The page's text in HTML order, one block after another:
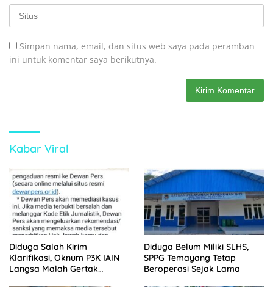
Simpan nama, email, dan situs web saya pada peramban
ini untuk komentar saya berikutnya.
Kabar Viral
Diduga Salah Kirim
Klarifikasi, Oknum P3K IAIN
Langsa Malah Gertak
Diduga Belum Miliki SLHS,
SPPG Temayang Tetap
Beroperasi Sejak Lama